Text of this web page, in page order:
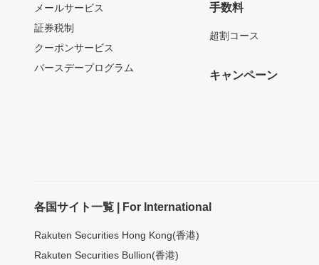
メールサービス
証券税制
クーポンサービス
バースデープログラム
手数料
超割コース
キャンペーン
各国サイト一覧 | For International
Rakuten Securities Hong Kong(香港)
Rakuten Securities Bullion(香港)